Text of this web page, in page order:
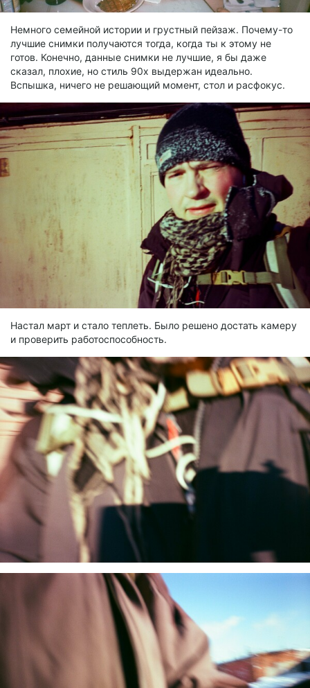
Немного семейной истории и грустный пейзаж. Почему-то
лучшие снимки получаются тогда, когда ты к этому не
готов. Конечно, данные снимки не лучшие, я бы даже
сказал, плохие, но стиль 90х выдержан идеально.
Вспышка, ничего не решающий момент, стол и расфокус.
Настал март и стало теплеть. Было решено достать камеру
и проверить работоспособность.